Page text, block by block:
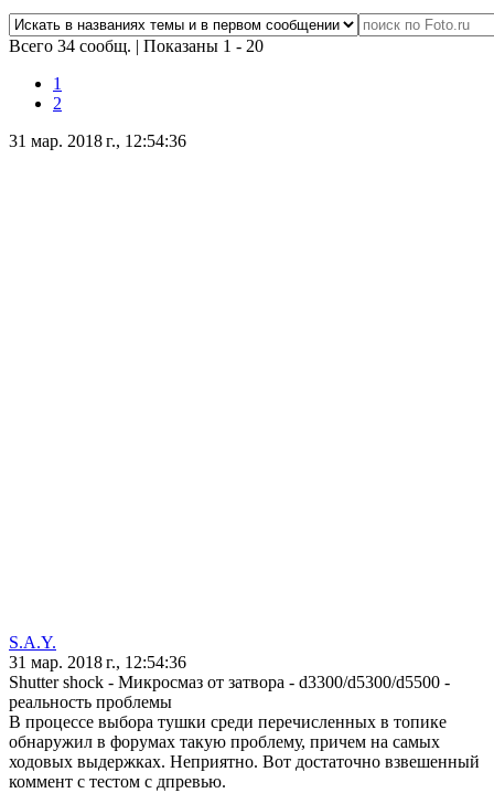
Всего 34 сообщ. | Показаны 1 - 20
1
2
31 мар. 2018 г., 12:54:36
S.A.Y.
31 мар. 2018 г., 12:54:36
Shutter shock - Микросмаз от затвора - d3300/d5300/d5500 -
реальность проблемы
В процессе выбора тушки среди перечисленных в топике
обнаружил в форумах такую проблему, причем на самых
ходовых выдержках. Неприятно. Вот достаточно взвешенный
коммент с тестом с дпревью.